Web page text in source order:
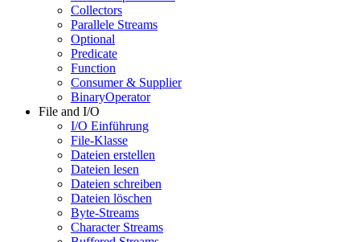
Collectors
Parallele Streams
Optional
Predicate
Function
Consumer & Supplier
BinaryOperator
File and I/O
I/O Einführung
File-Klasse
Dateien erstellen
Dateien lesen
Dateien schreiben
Dateien löschen
Byte-Streams
Character Streams